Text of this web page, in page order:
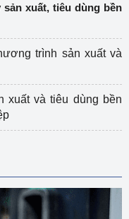
xuất, tiêu dùng bền
trình sản xuất và
xuất và tiêu dùng bền